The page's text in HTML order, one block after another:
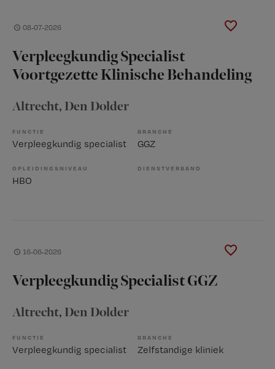
08-07-2026
Verpleegkundig Specialist
Voortgezette Klinische Behandeling
Altrecht, Den Dolder
FUNCTIE
Verpleegkundig specialist
BRANCHE
GGZ
OPLEIDINGSNIVEAU
HBO
DIENSTVERBAND
16-06-2026
Verpleegkundig Specialist GGZ
Altrecht, Den Dolder
FUNCTIE
Verpleegkundig specialist
BRANCHE
Zelfstandige kliniek